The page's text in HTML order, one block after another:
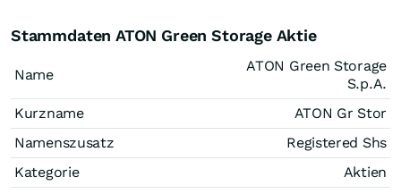
Stammdaten ATON Green Storage Aktie
Name
ATON Green Storage
S.p.A.
Kurzname
ATON Gr Stor
Namenszusatz
Registered Shs
Kategorie
Aktien